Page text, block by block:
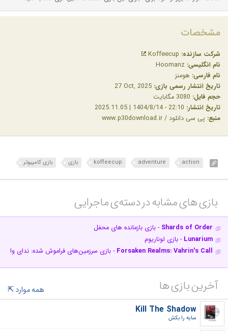
مشخصات
شرکت سازنده:
نام انگلیسی:
نام فارسی: هومنز
تاریخ انتشار رسمی بازی:
حجم فایل:
تاریخ انتشار:
منبع: پی سی دانلود / www.p30download.ir
action
adventure
koffeecup بازی بازی کامپیوتر
بازی های مشابه در دسته‌ی‌ ماجرایی‎
Shards of Order - بازی بازمانده های محفل
Lunarium - بازی لوناریوم
Forsaken Realms: Vahrin's Call - بازی سرزمین‌های فراموش شده: ندای
آخرین بازی ها
همه موارد
Kill The Shadow
سایه را بکش‎